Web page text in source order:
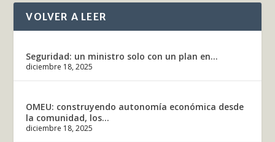
VOLVER A LEER
Seguridad: un ministro solo con un plan en...
diciembre 18, 2025
OMEU: construyendo autonomía económica desde
la comunidad, los...
diciembre 18, 2025